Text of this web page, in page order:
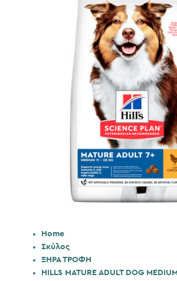
Home
Σκύλος
ΞΗΡΑ ΤΡΟΦΗ
HILLS MATURE ADULT DOG